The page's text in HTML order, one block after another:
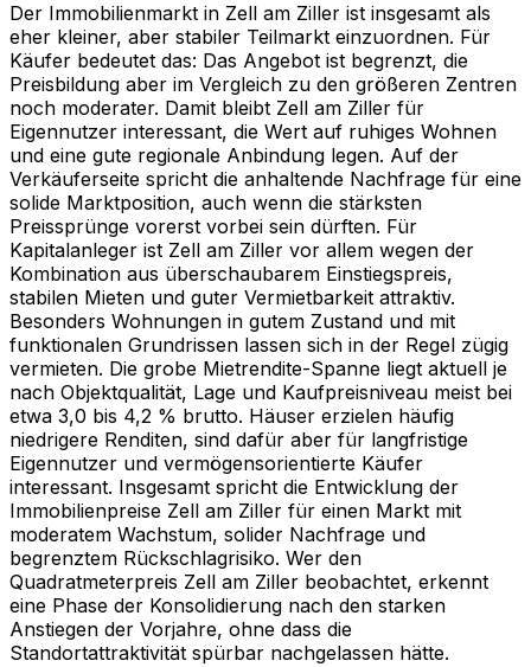
Der Immobilienmarkt in Zell am Ziller ist insgesamt als
eher kleiner, aber stabiler Teilmarkt einzuordnen. Für
Käufer bedeutet das: Das Angebot ist begrenzt, die
Preisbildung aber im Vergleich zu den größeren Zentren
noch moderater. Damit bleibt Zell am Ziller für
Eigennutzer interessant, die Wert auf ruhiges Wohnen
und eine gute regionale Anbindung legen. Auf der
Verkäuferseite spricht die anhaltende Nachfrage für eine
solide Marktposition, auch wenn die stärksten
Preissprünge vorerst vorbei sein dürften. Für
Kapitalanleger ist Zell am Ziller vor allem wegen der
Kombination aus überschaubarem Einstiegspreis,
stabilen Mieten und guter Vermietbarkeit attraktiv.
Besonders Wohnungen in gutem Zustand und mit
funktionalen Grundrissen lassen sich in der Regel zügig
vermieten. Die grobe Mietrendite-Spanne liegt aktuell je
nach Objektqualität, Lage und Kaufpreisniveau meist bei
etwa 3,0 bis 4,2 % brutto. Häuser erzielen häufig
niedrigere Renditen, sind dafür aber für langfristige
Eigennutzer und vermögensorientierte Käufer
interessant. Insgesamt spricht die Entwicklung der
Immobilienpreise Zell am Ziller für einen Markt mit
moderatem Wachstum, solider Nachfrage und
begrenztem Rückschlagrisiko. Wer den
Quadratmeterpreis Zell am Ziller beobachtet, erkennt
eine Phase der Konsolidierung nach den starken
Anstiegen der Vorjahre, ohne dass die
Standortattraktivität spürbar nachgelassen hätte.